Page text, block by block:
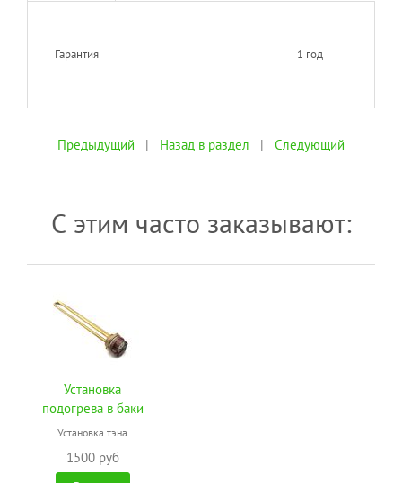
Гарантия 1 год
Предыдущий | Назад в раздел | Следующий
С этим часто заказывают:
Установка
подогрева в баки
Установка тэна
1500 руб